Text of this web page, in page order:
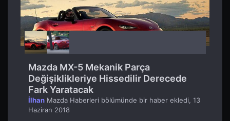
Mazda MX-5 Mekanik Parça
Değişiklikleriye Hissedilir Derecede
Fark Yaratacak
İlhan Mazda Haberleri bölümünde bir haber ekledi, 13
Haziran 2018